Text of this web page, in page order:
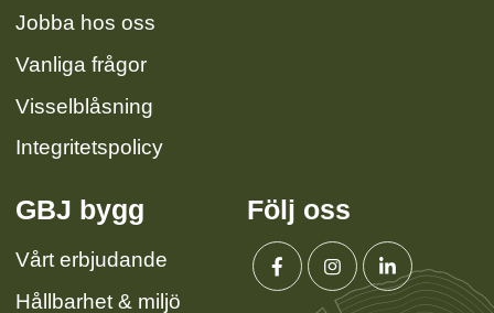
Jobba hos oss
Vanliga frågor
Visselblåsning
Integritetspolicy
GBJ bygg
Vårt erbjudande
Hållbarhet & miljö
Följ oss
FacebookInstagramLinkedin